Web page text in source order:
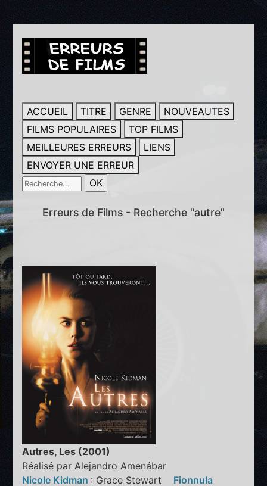
ACCUEIL TITRE GENRE
NOUVEAUTES
FILMS POPULAIRES
TOP FILMS
MEILLEURES ERREURS
LIENS
ENVOYER UNE ERREUR
Erreurs de Films - Recherche "autre"
Autres, Les (2001)
Réalisé par Alejandro Amenábar
Nicole Kidman : Grace Stewart Fionnula